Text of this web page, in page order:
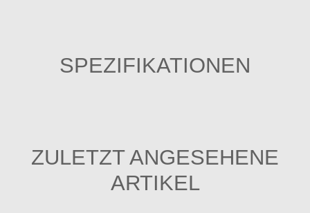
SPEZIFIKATIONEN
ZULETZT ANGESEHENE
ARTIKEL